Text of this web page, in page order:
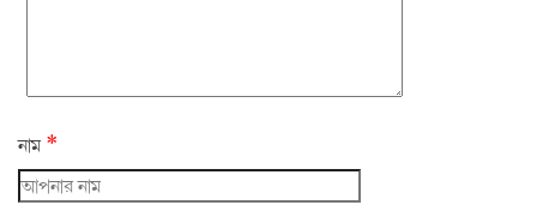
নাম *